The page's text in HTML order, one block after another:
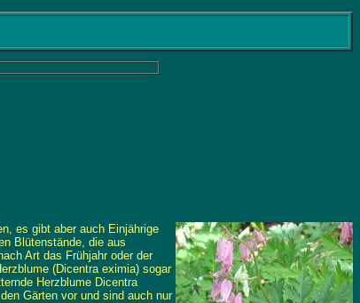
es gibt aber auch Einjährige
Blütenstände, die aus
Art das Frühjahr oder der
(Dicentra eximia) sogar
Herzblume Dicentra
Gärten vor und sind auch nur